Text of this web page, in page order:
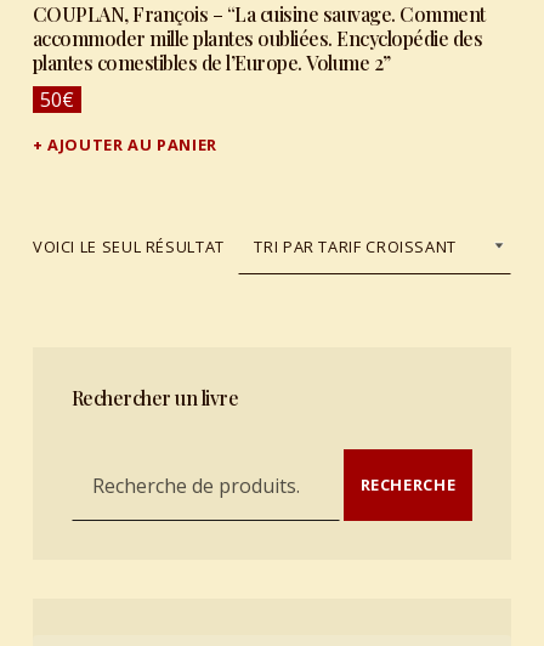
COUPLAN, François – “La cuisine sauvage. Comment
accommoder mille plantes oubliées. Encyclopédie des
plantes comestibles de l’Europe. Volume 2”
50€
AJOUTER AU PANIER
VOICI LE SEUL RÉSULTAT
Rechercher un livre
Recherche pour : RECHERCHE